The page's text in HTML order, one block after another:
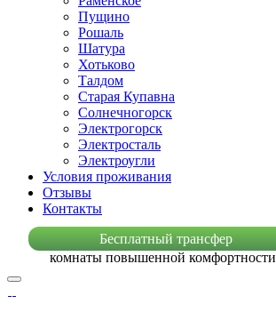
Пущино
Рошаль
Шатура
Хотьково
Талдом
Старая Купавна
Солнечногорск
Электрогорск
Электросталь
Электроугли
Условия проживания
Отзывы
Контакты
Бесплатный трансфер
комнаты повышенной комфортности